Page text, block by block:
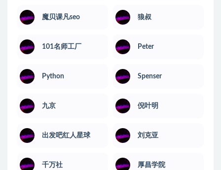
魔贝课凡seo 狼叔
101名师工厂 Peter
Python Spenser
九京 倪叶明
出发吧红人星球 刘克亚
千万社 厚昌学院